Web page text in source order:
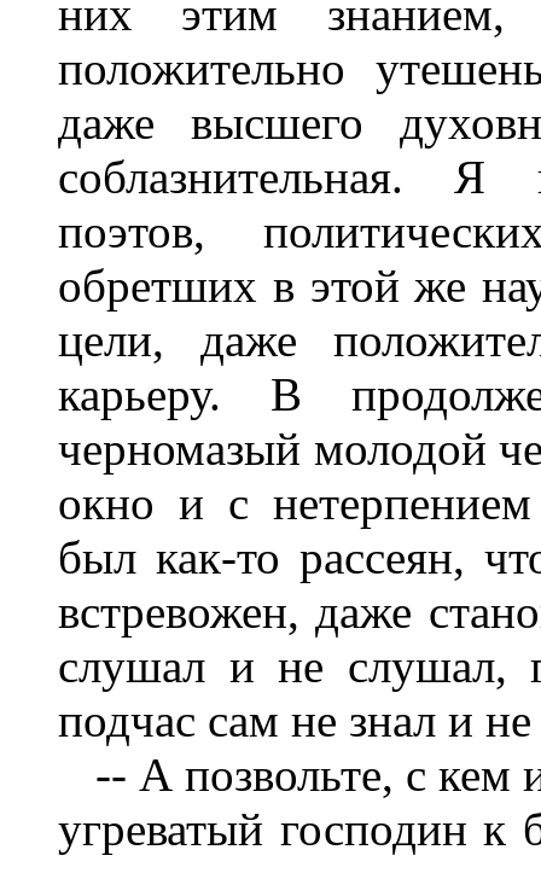
них этим знанием,
положительно
даже высшего
соблазнительная. Я
поэтов,
обретших в этой же
цели, даже
карьеру. В
черномазый молодой
окно и с
был как-то рассеян,
встревожен, даже
слушал и не слушал,
подчас сам не знал и
-- А позвольте, с кем
угреватый господин к